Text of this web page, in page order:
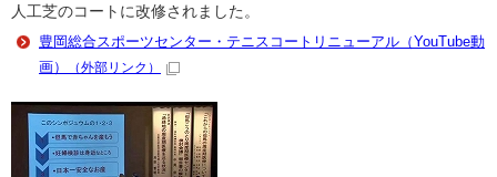
人工芝のコートに改修されました。
豊岡総合スポーツセンター・テニスコートリニューアル（YouTube動
画）
（外部リンク）